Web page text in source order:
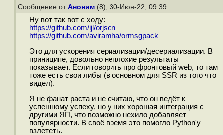
Сообщение от Аноним (8), 30-Июн-22, 09:39
Ну вот так вот с ходу:
https://github.com/ijl/orjson
https://github.com/aviramha/ormsgpack
Это для ускорения сериализации/десериализации. В
приниципе, довольно неплохие результаты
показывает. Если говорить про фронтовый web, то там
тоже есть свои либы (в основном для SSR из того что
видел).
Я не фанат раста и не считаю, что он ведёт к
успешному успеху, но у них хорошая интеграция с
другими ЯП, что возможно нехило добавляет
популярности. В своё время это помогло Python'у
взлететь.